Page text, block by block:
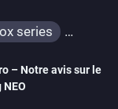
series
– Notre avis sur le